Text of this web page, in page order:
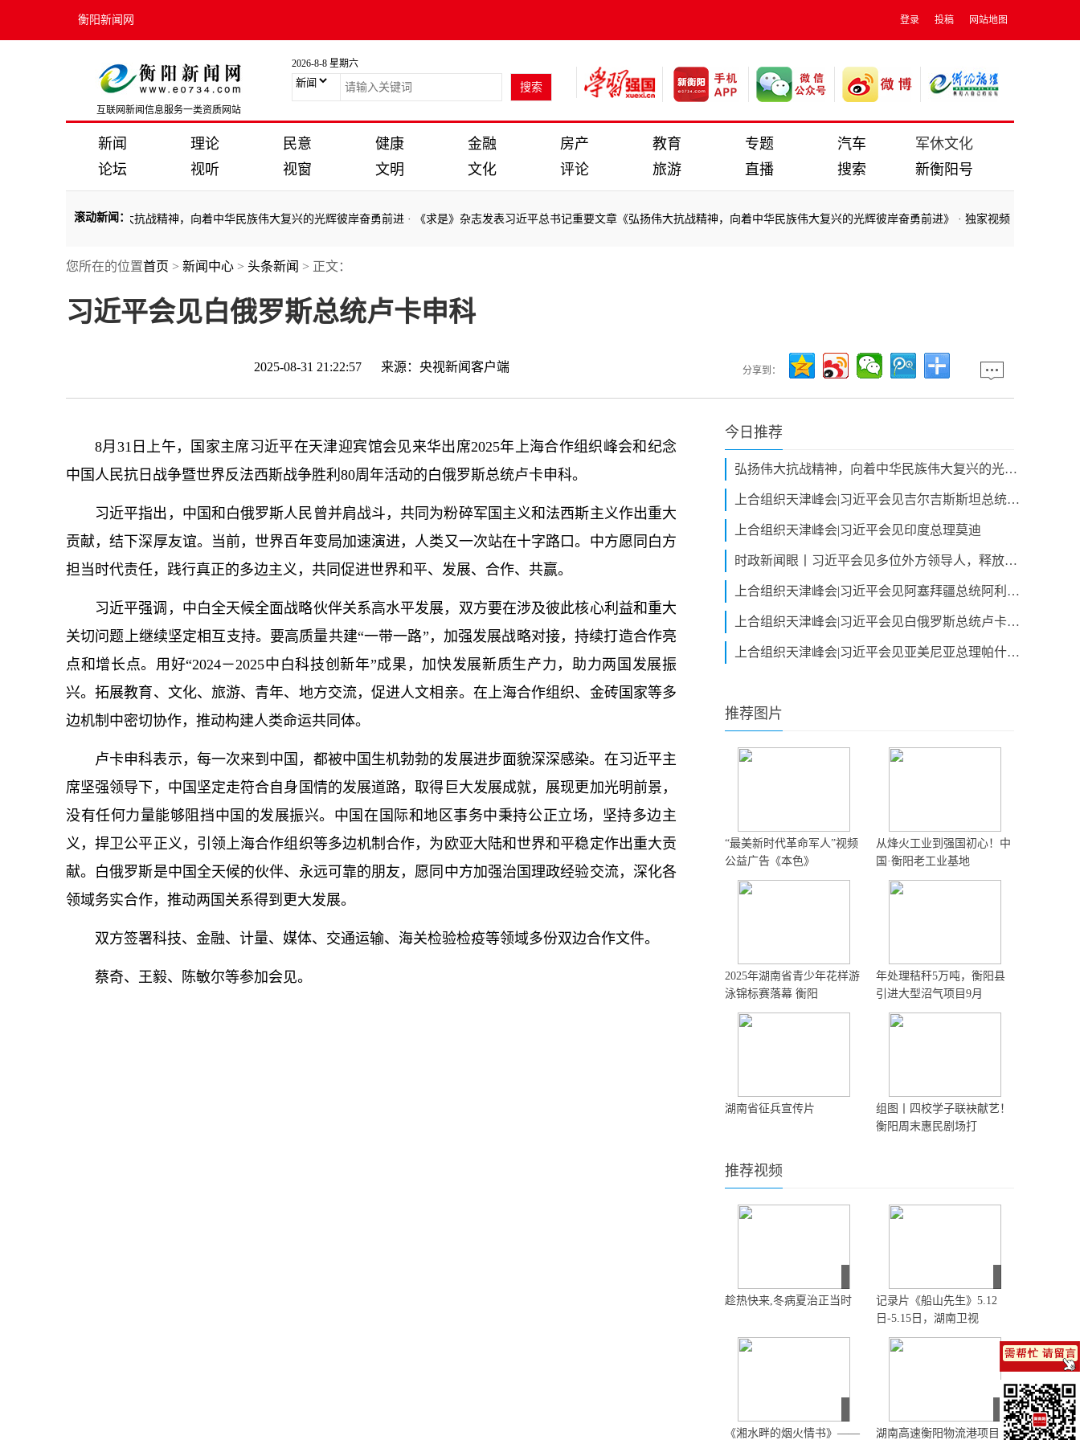
衡阳新闻网 登录 投稿 网站地图
互联网新闻信息服务一类资质网站
2026-8-8 星期六
新闻 理论 民意 健康 金融 房产 教育 专题 汽车
军休文化
论坛
视听 视窗 文明 文化 评论 旅游 直播 搜索 新衡阳号
滚动新闻 ：
·弘扬伟大抗战精神，向着中华民族伟大复兴的光辉彼岸奋勇前进·《求是》杂志发表习近平总书记重要文章《弘扬伟大抗战精神，向着中华民族伟大复兴的光辉彼岸奋勇前进》· 独家视频丨习近平：中
·弘扬伟大抗战精神，向着中华民族伟大复兴的光辉彼岸奋勇前进
您所在的位置首页 > 新闻中心 > 头条新闻 > 正文：
习近平会见白俄罗斯总统卢卡申科
2025-08-31 21:22:57 来源： 央视新闻客户端 分享到：
8月31日上午，国家主席习近平在天津迎宾馆会见来华出席2025年上海合作组织峰会和纪念
中国人民抗日战争暨世界反法西斯战争胜利80周年活动的白俄罗斯总统卢卡申科。
习近平指出，中国和白俄罗斯人民曾并肩战斗，共同为粉碎军国主义和法西斯主义作出重大
贡献，结下深厚友谊。当前，世界百年变局加速演进，人类又一次站在十字路口。中方愿同白方
担当时代责任，践行真正的多边主义，共同促进世界和平、发展、合作、共赢。
习近平强调，中白全天候全面战略伙伴关系高水平发展，双方要在涉及彼此核心利益和重大
关切问题上继续坚定相互支持。要高质量共建“一带一路”，加强发展战略对接，持续打造合作亮
点和增长点。用好“2024－2025中白科技创新年”成果，加快发展新质生产力，助力两国发展振
兴。拓展教育、文化、旅游、青年、地方交流，促进人文相亲。在上海合作组织、金砖国家等多
边机制中密切协作，推动构建人类命运共同体。
卢卡申科表示，每一次来到中国，都被中国生机勃勃的发展进步面貌深深感染。在习近平主
席坚强领导下，中国坚定走符合自身国情的发展道路，取得巨大发展成就，展现更加光明前景，
没有任何力量能够阻挡中国的发展振兴。中国在国际和地区事务中秉持公正立场，坚持多边主
义，捍卫公平正义，引领上海合作组织等多边机制合作，为欧亚大陆和世界和平稳定作出重大贡
献。白俄罗斯是中国全天候的伙伴、永远可靠的朋友，愿同中方加强治国理政经验交流，深化各
领域务实合作，推动两国关系得到更大发展。
双方签署科技、金融、计量、媒体、交通运输、海关检验检疫等领域多份双边合作文件。
蔡奇、王毅、陈敏尔等参加会见。
今日推荐
弘扬伟大抗战精神，向着中华民族伟大复兴的光辉彼岸奋勇前进
上合组织天津峰会|习近平会见吉尔吉斯斯坦总统扎帕罗夫
上合组织天津峰会|习近平会见印度总理莫迪
时政新闻眼丨习近平会见多位外方领导人，释放哪些重要信息？
上合组织天津峰会|习近平会见阿塞拜疆总统阿利耶夫
上合组织天津峰会|习近平会见白俄罗斯总统卢卡申科
上合组织天津峰会|习近平会见亚美尼亚总理帕什尼扬
推荐图片
“最美新时代革命军人”视频
公益广告《本色》
从烽火工业到强国初心！中
国·衡阳老工业基地
2025年湖南省青少年花样游
泳锦标赛落幕 衡阳
年处理秸秆5万吨，衡阳县
引进大型沼气项目9月
湖南省征兵宣传片
组图丨四校学子联袂献艺！
衡阳周末惠民剧场打
推荐视频
趁热快来,冬病夏治正当时
记录片《船山先生》5.12
日-5.15日，湖南卫视
《湘水畔的烟火情书》—— 湖南高速衡阳物流港项目举